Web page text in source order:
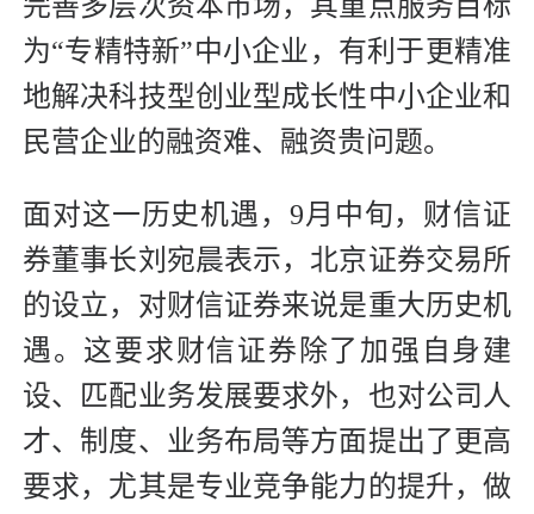
为“专精特新”中小企业，有利于更精准
地解决科技型创业型成长性中小企业和
民营企业的融资难、融资贵问题。
面对这一历史机遇，9月中旬，财信证
券董事长刘宛晨表示，北京证券交易所
的设立，对财信证券来说是重大历史机
遇。这要求财信证券除了加强自身建
设、匹配业务发展要求外，也对公司人
才、制度、业务布局等方面提出了更高
要求，尤其是专业竞争能力的提升，做